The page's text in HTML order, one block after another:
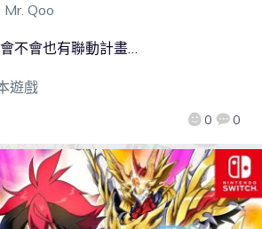
Mr. Qoo
0 0
不會也有聯動計畫…
遊戲